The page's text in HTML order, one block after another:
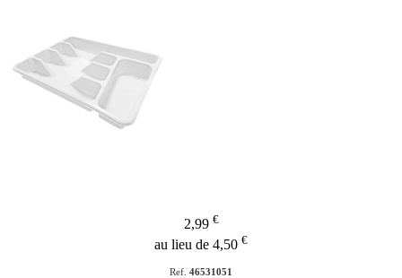
2,99 €
au lieu de 4,50 €
Ref. 46531051